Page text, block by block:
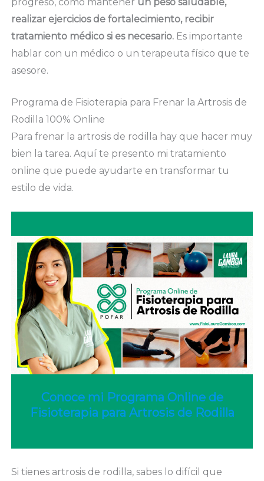
realizar ejercicios de fortalecimiento, recibir
tratamiento médico si es necesario. Es importante
hablar con un médico o un terapeuta físico que te
asesore.
Programa de Fisioterapia para Frenar la Artrosis de
Rodilla 100% Online
Para frenar la artrosis de rodilla hay que hacer muy
bien la tarea. Aquí te presento mi tratamiento
online que puede ayudarte en transformar tu
estilo de vida.
Conoce mi Programa Online de
Fisioterapia para Artrosis de Rodilla
Si tienes artrosis de rodilla, sabes lo difícil que